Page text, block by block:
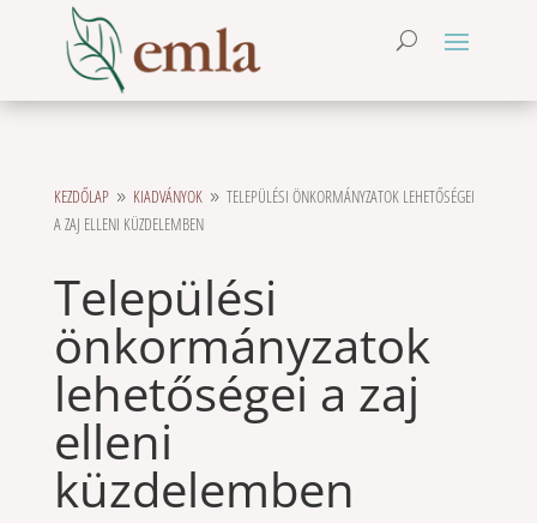
KEZDŐLAP 9 KIADVÁNYOK 9 TELEPÜLÉSI ÖNKORMÁNYZATOK LEHETŐSÉGEI
A ZAJ ELLENI KÜZDELEMBEN
Települési
önkormányzatok
lehetőségei a zaj
elleni
küzdelemben